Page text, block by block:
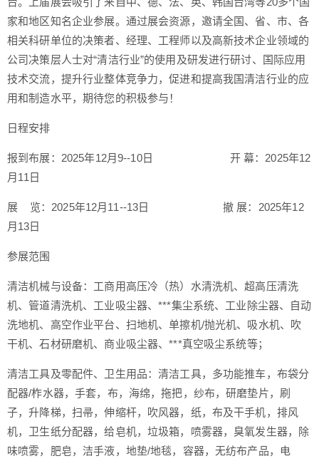
家和地区知名企业参展。通过展会资源，邀请全国、省、市、各
相关科研单位的决策者、经理、工程师以及高新技术企业领域的
公司决策层人士对“清洁行业”的使用及研发进行研讨、国际应用
技术交流，提升行业整体竞争力，促进和提高我国清洁行业的应
用和制造水平，期待您的积极参与！
日程安排
报到布展：2025年12月9--10日 开 幕：2025年12
月11日
展 览：2025年12月11--13日 撤 展：2025年12
月13日
参展范围
清洁机械与设备：工商用高压冷（热）水清洗机、超高压清洗
机、管道清洗机、工业吸尘器、***集尘系统、工业除尘器、自动
洗地机、高空作业平台、扫地机、单擦机/抛光机、吸水机、吹
干机、石材研磨机、商业吸尘器、***真空吸尘系统等；
清洁工具及零配件、卫生用品：清洁工具，多功能推车，布袋分
配器/柞水器，手套，布，海绵，拖把，纱布，研磨垫片，刷
子，升降梯，扫帚，伸缩杆，吹风器，纸，布及干手机，排风
机，卫生纸分配器，给皂机，垃圾箱，喷雾器，臭氧发生器，除
味喷雾，肥皂，洁手液，地垫/地毯，容器，无纺布产品，电